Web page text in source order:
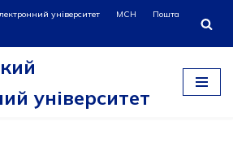
університет МСН
Пошта
університет